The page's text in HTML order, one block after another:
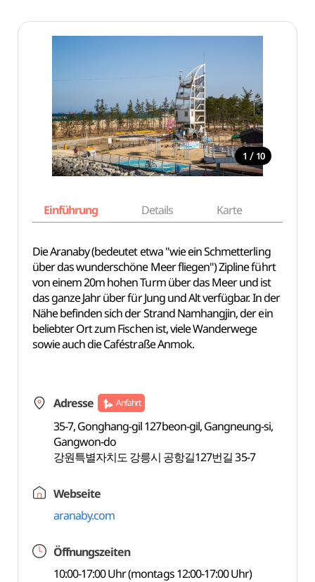
1 / 10
Einführung Details Karte
Die Aranaby (bedeutet etwa "wie ein Schmetterling
über das wunderschöne Meer fliegen") Zipline führt
von einem 20m hohen Turm über das Meer und ist
das ganze Jahr über für Jung und Alt verfügbar. In der
Nähe befinden sich der Strand Namhangjin, der ein
beliebter Ort zum Fischen ist, viele Wanderwege
sowie auch die Caféstraße Anmok.
Adresse Anfahrt
35-7, Gonghang-gil 127beon-gil, Gangneung-si,
Gangwon-do
강원특별자치도 강릉시 공항길127번길 35-7
Webseite
aranaby.com
Öffnungszeiten
10:00-17:00 Uhr (montags 12:00-17:00 Uhr)